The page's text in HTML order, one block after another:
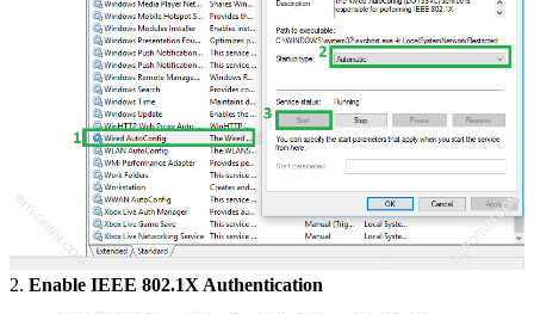
2. Enable IEEE 802.1X Authentication